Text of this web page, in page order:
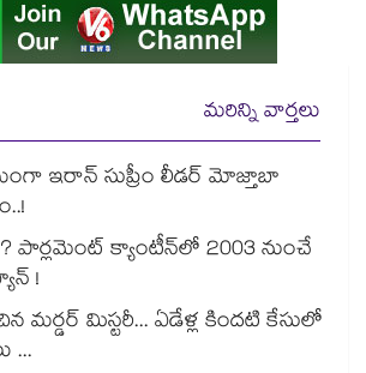
మరిన్ని వార్తలు
ఇరాన్ సుప్రీం లీడర్ మోజ్తాబా
పార్లమెంట్ క్యాంటీన్⁪లో 2003 నుంచే
!
మర్డర్ మిస్టరీ... ఏడేళ్ల కిందటి కేసులో
...